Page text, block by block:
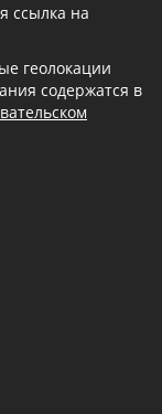
ссылка на
геолокации
содержатся в